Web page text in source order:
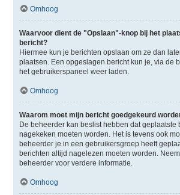
Omhoog
Waarvoor dient de "Opslaan"-knop bij het
bericht?
Hiermee kun je berichten opslaan om ze dan
plaatsen. Een opgeslagen bericht kun je, via de
het gebruikerspaneel weer laden.
Omhoog
Waarom moet mijn bericht goedgekeurd
De beheerder kan beslist hebben dat geplaatste
nagekeken moeten worden. Het is tevens ook
beheerder je in een gebruikersgroep heeft
berichten altijd nagelezen moeten worden.
beheerder voor verdere informatie.
Omhoog